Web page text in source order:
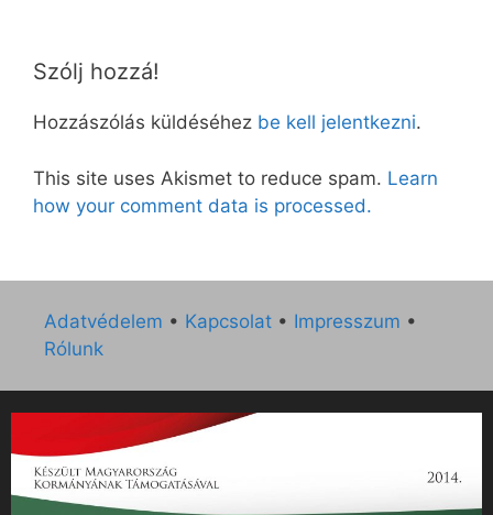
Szólj hozzá!
Hozzászólás küldéséhez be kell jelentkezni.
This site uses Akismet to reduce spam. Learn
how your comment data is processed.
Adatvédelem • Kapcsolat • Impresszum •
Rólunk